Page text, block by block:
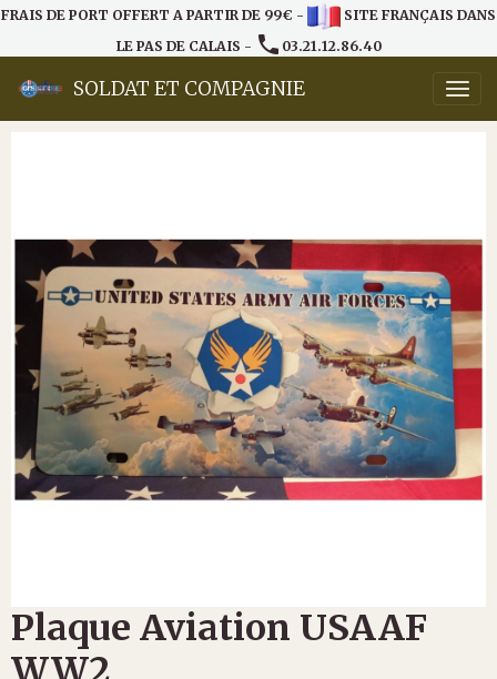
FRAIS DE PORT OFFERT A PARTIR DE 99€ -
SITE FRANÇAIS DANS
LE PAS DE CALAIS -
03.21.12.86.40
SOLDAT ET COMPAGNIE
Plaque Aviation USAAF
WW2